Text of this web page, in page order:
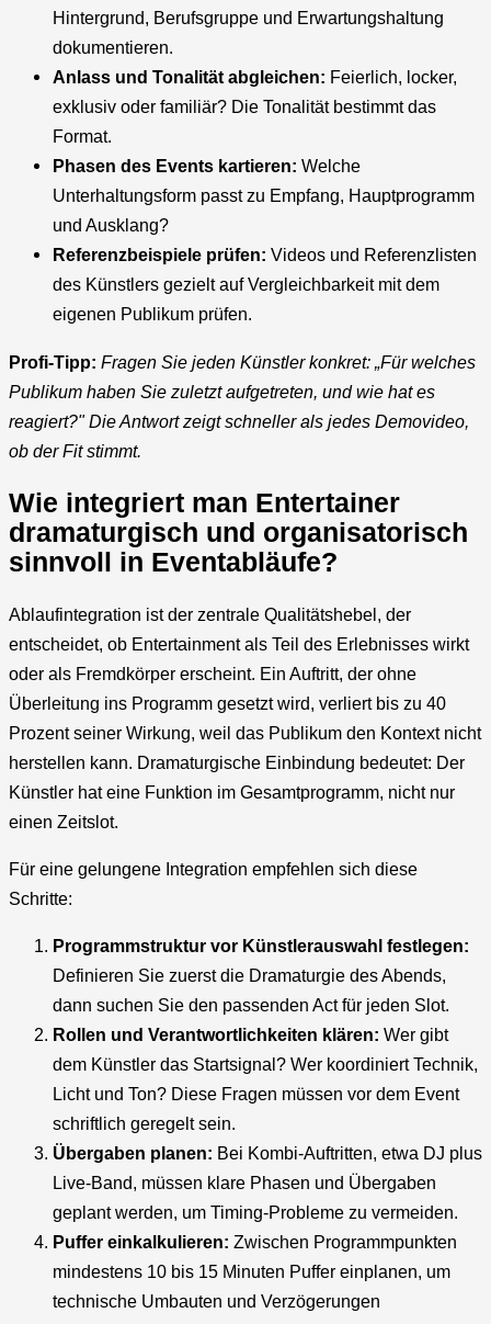
Hintergrund, Berufsgruppe und Erwartungshaltung
dokumentieren.
Anlass und Tonalität abgleichen: Feierlich, locker,
exklusiv oder familiär? Die Tonalität bestimmt das
Format.
Phasen des Events kartieren: Welche
Unterhaltungsform passt zu Empfang, Hauptprogramm
und Ausklang?
Referenzbeispiele prüfen: Videos und Referenzlisten
des Künstlers gezielt auf Vergleichbarkeit mit dem
eigenen Publikum prüfen.
Profi-Tipp: Fragen Sie jeden Künstler konkret: „Für welches
Publikum haben Sie zuletzt aufgetreten, und wie hat es
reagiert?" Die Antwort zeigt schneller als jedes Demovideo,
ob der Fit stimmt.
Wie integriert man Entertainer
dramaturgisch und organisatorisch
sinnvoll in Eventabläufe?
Ablaufintegration ist der zentrale Qualitätshebel, der
entscheidet, ob Entertainment als Teil des Erlebnisses wirkt
oder als Fremdkörper erscheint. Ein Auftritt, der ohne
Überleitung ins Programm gesetzt wird, verliert bis zu 40
Prozent seiner Wirkung, weil das Publikum den Kontext nicht
herstellen kann. Dramaturgische Einbindung bedeutet: Der
Künstler hat eine Funktion im Gesamtprogramm, nicht nur
einen Zeitslot.
Für eine gelungene Integration empfehlen sich diese
Schritte:
Programmstruktur vor Künstlerauswahl festlegen:
Definieren Sie zuerst die Dramaturgie des Abends,
dann suchen Sie den passenden Act für jeden Slot.
Rollen und Verantwortlichkeiten klären: Wer gibt
dem Künstler das Startsignal? Wer koordiniert Technik,
Licht und Ton? Diese Fragen müssen vor dem Event
schriftlich geregelt sein.
Übergaben planen: Bei Kombi-Auftritten, etwa DJ plus
Live-Band, müssen klare Phasen und Übergaben
geplant werden, um Timing-Probleme zu vermeiden.
Puffer einkalkulieren: Zwischen Programmpunkten
mindestens 10 bis 15 Minuten Puffer einplanen, um
technische Umbauten und Verzögerungen